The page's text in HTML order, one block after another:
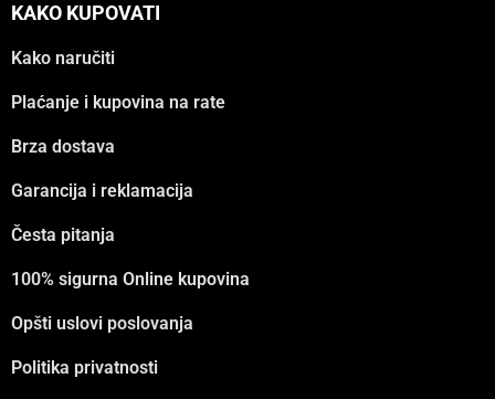
KAKO KUPOVATI
Kako naručiti
Plaćanje i kupovina na rate
Brza dostava
Garancija i reklamacija
Česta pitanja
100% sigurna Online kupovina
Opšti uslovi poslovanja
Politika privatnosti